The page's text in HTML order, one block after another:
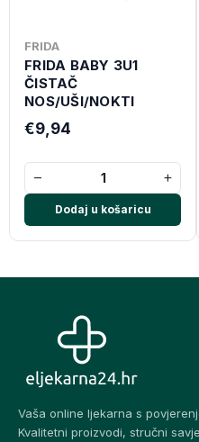
FRIDA
FRIDA BABY 3U1
ČISTAČ
NOS/UŠI/NOKTI
€9,94
− +
Dodaj u košaricu
Vaša online ljekarna s
Kvalitetni proizvodi, stručni